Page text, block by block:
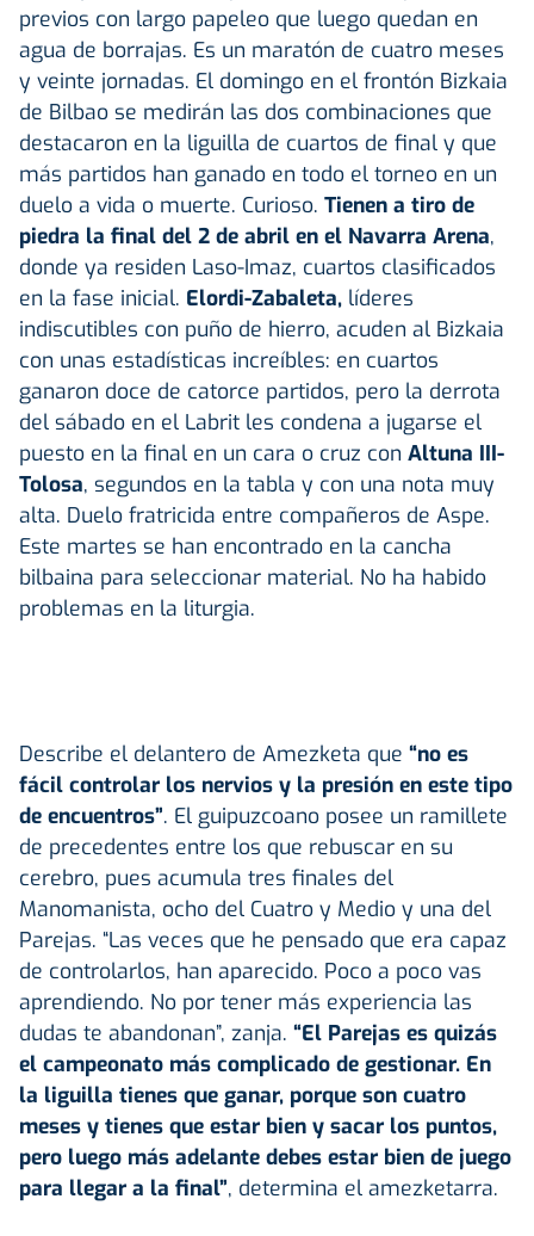
previos con largo papeleo que luego quedan en
agua de borrajas. Es un maratón de cuatro meses
y veinte jornadas. El domingo en el frontón Bizkaia
de Bilbao se medirán las dos combinaciones que
destacaron en la liguilla de cuartos de final y que
más partidos han ganado en todo el torneo en un
duelo a vida o muerte. Curioso. Tienen a tiro de
piedra la final del 2 de abril en el Navarra Arena,
donde ya residen Laso-Imaz, cuartos clasificados
en la fase inicial. Elordi-Zabaleta, líderes
indiscutibles con puño de hierro, acuden al Bizkaia
con unas estadísticas increíbles: en cuartos
ganaron doce de catorce partidos, pero la derrota
del sábado en el Labrit les condena a jugarse el
puesto en la final en un cara o cruz con Altuna III-
Tolosa, segundos en la tabla y con una nota muy
alta. Duelo fratricida entre compañeros de Aspe.
Este martes se han encontrado en la cancha
bilbaina para seleccionar material. No ha habido
problemas en la liturgia.
Describe el delantero de Amezketa que “no es
fácil controlar los nervios y la presión en este tipo
de encuentros”. El guipuzcoano posee un ramillete
de precedentes entre los que rebuscar en su
cerebro, pues acumula tres finales del
Manomanista, ocho del Cuatro y Medio y una del
Parejas. “Las veces que he pensado que era capaz
de controlarlos, han aparecido. Poco a poco vas
aprendiendo. No por tener más experiencia las
dudas te abandonan”, zanja. “El Parejas es quizás
el campeonato más complicado de gestionar. En
la liguilla tienes que ganar, porque son cuatro
meses y tienes que estar bien y sacar los puntos,
pero luego más adelante debes estar bien de juego
para llegar a la final”, determina el amezketarra.